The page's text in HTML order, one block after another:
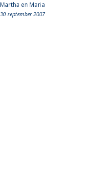
Martha en Maria
30 september 2007